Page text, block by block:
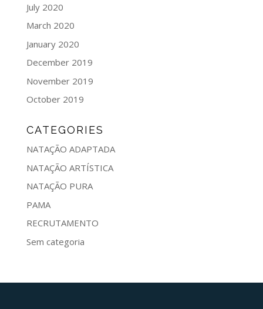
July 2020
March 2020
January 2020
December 2019
November 2019
October 2019
CATEGORIES
NATAÇÃO ADAPTADA
NATAÇÃO ARTÍSTICA
NATAÇÃO PURA
PAMA
RECRUTAMENTO
Sem categoria